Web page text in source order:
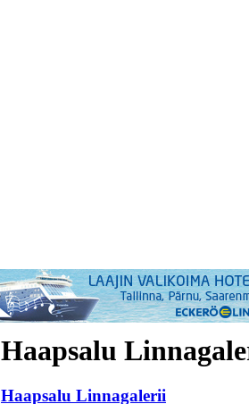
Haapsalu
Haapsalu Linnagalerii